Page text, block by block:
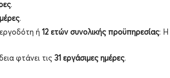
.
.
ή 12 ετών συνολικής προϋπηρεσίας: Η
φτάνει τις 31 εργάσιμες ημέρες.